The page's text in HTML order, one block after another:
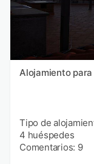
Alojamiento
Tipo de
4 huéspedes
Comentarios: 9